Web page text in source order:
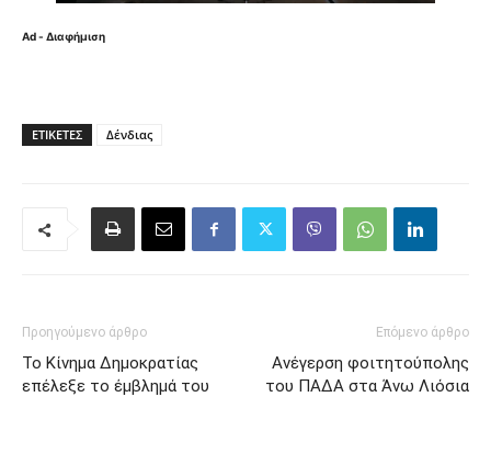
Ad - Διαφήμιση
ΕΤΙΚΈΤΕΣ Δένδιας
Προηγούμενο άρθρο
Το Κίνημα Δημοκρατίας
επέλεξε το έμβλημά του
Επόμενο άρθρο
Ανέγερση φοιτητούπολης
του ΠΑΔΑ στα Άνω Λιόσια